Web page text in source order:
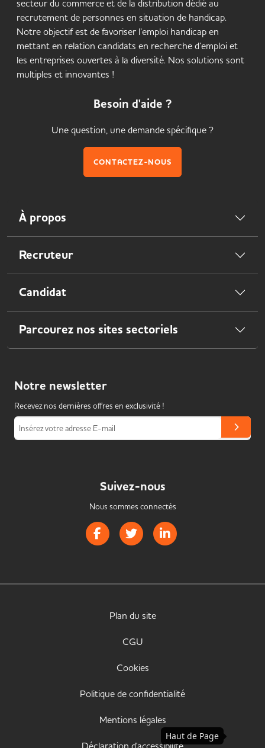
secteur du commerce et de la distribution dédié au
recrutement de personnes en situation de handicap.
Notre objectif est de favoriser l’emploi handicap en
mettant en relation candidats en recherche d’emploi et
les entreprises ouvertes à la diversité. Nos solutions sont
multiples et innovantes !
Besoin d'aide ?
Une question, une demande spécifique ?
CONTACTEZ-NOUS
À propos
Recruteur
Candidat
Parcourez nos sites sectoriels
Notre newsletter
Recevez nos dernières offres en exclusivité !
Insérez votre adresse E-mail
Suivez-nous
Nous sommes connectés
Page Facebook de Handistrib
Page Twitter de Handistrib
Plan du site
CGU
Cookies
Politique de confidentialité
Mentions légales
Haut de Page